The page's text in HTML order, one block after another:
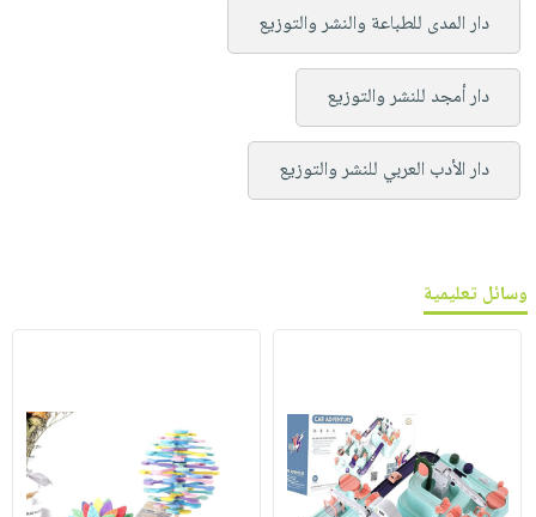
دار المدى للطباعة والنشر والتوزيع
دار أمجد للنشر والتوزيع
دار الأدب العربي للنشر والتوزيع
وسائل تعليمية